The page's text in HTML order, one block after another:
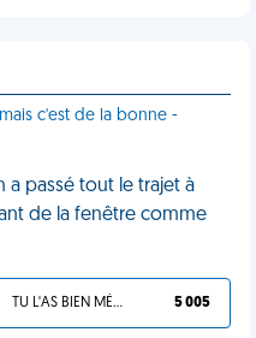
c'est de la bonne -
a passé tout le trajet à
de la fenêtre comme
TU L'AS BIEN MÉRITÉ 5 005